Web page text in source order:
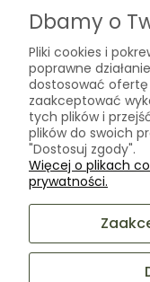
O nas
Kontakt
Biogram Henryk
Blog
O firmie
Dbamy o
Pliki cookies i
poprawne
dostosować ofertę
zaakceptować
tych plików i
plików do swoich
"Dostosuj zgody".
Więcej o plikach
prywatności.